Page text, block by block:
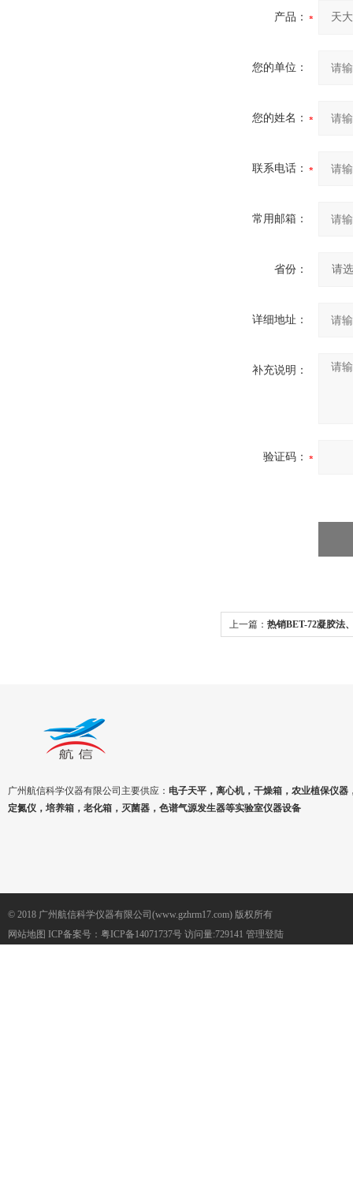
产品：
您的单位：
您的姓名：
联系电话：
常用邮箱：
省份：
详细地址：
补充说明：
验证码：
上一篇： 热销BET-72凝胶法
广州航信科学仪器有限公司主要供应： 电子天平，离心机，干燥箱，农业植保仪器
定氮仪，培养箱，老化箱，灭菌器，色谱气源发生器等实验室仪器设备
© 2018 广州航信科学仪器有限公司(www.gzhrm17.com) 版权所有
网站地图 ICP备案号： 粤ICP备14071737号 访问量:729141 管理登陆